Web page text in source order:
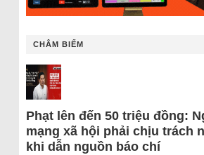
CHÂM BIẾM
Phạt lên đến 50 triệu đồng:
mạng xã hội phải chịu trách
khi dẫn nguồn báo chí